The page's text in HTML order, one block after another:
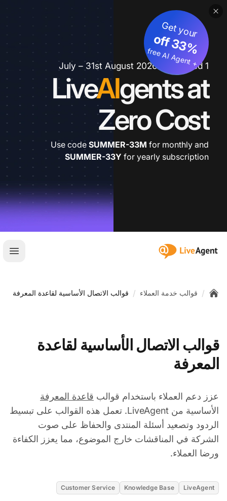
1 July – 31st August 2026 *extended
LiveAIgents at
Zero Cost
Get your
3
3
%
o
ff
+
fre
e
A
I A
g
e
nt
Use code SUMMER-33M for monthly and
SUMMER-33Y for yearly subscription
:site.title
فتح
/ قوالب خدمة العملاء / قوالب الاتصال الأساسية لقاعدة المعرفة
قوالب الاتصال الأساسية لقاعدة
المعرفة
عزز دعم العملاء باستخدام قوالب قاعدة المعرفة
الأساسية من LiveAgent. تعمل هذه القوالب على تبسيط
الردود وتصعيد أسئلة المنتدى والحفاظ على صوت
الشركة في المناقشات خارج الموضوع، مما يعزز الكفاءة
ورضا العملاء.
LiveAgent
Knowledge Base
Customer Service